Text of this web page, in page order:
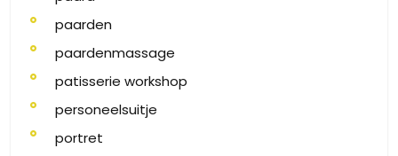
paarden
paardenmassage
patisserie workshop
personeelsuitje
portret